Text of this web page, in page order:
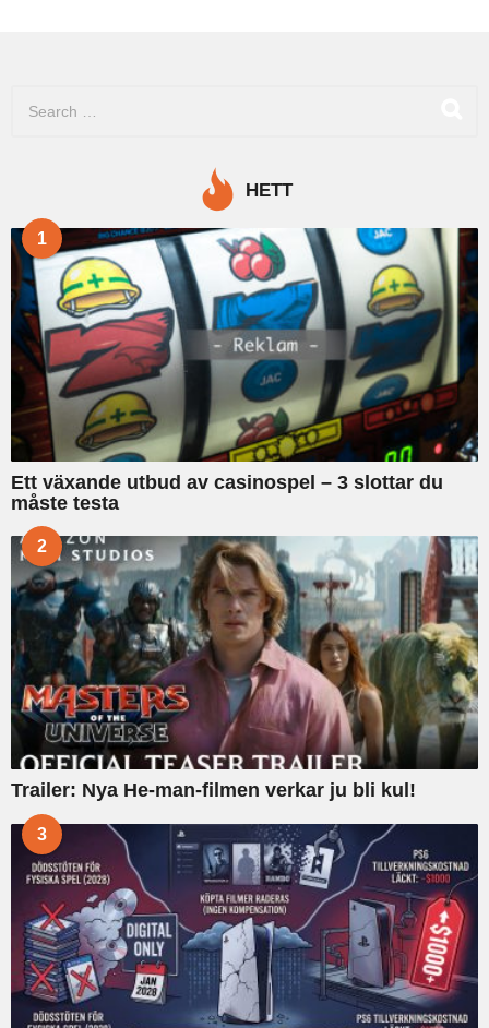
o
HETT
1
Ett växande utbud av casinospel – 3 slottar du
måste testa
2
Trailer: Nya He-man-filmen verkar ju bli kul!
3